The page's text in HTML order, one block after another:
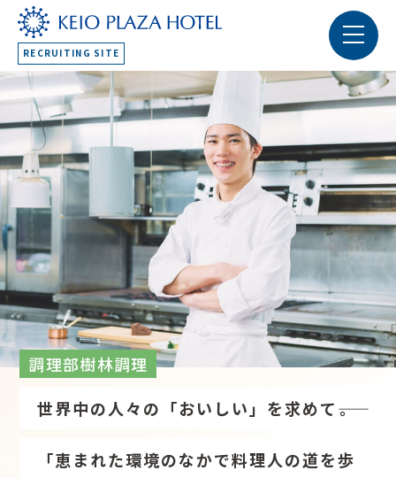
RECRUITING SITE
調理部樹林調理
世界中の人々の「おいしい」を求めて――。
「恵まれた環境のなかで料理人の道を歩